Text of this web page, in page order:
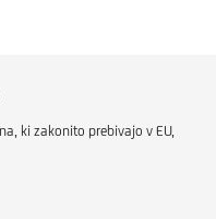
ki zakonito prebivajo v EU,